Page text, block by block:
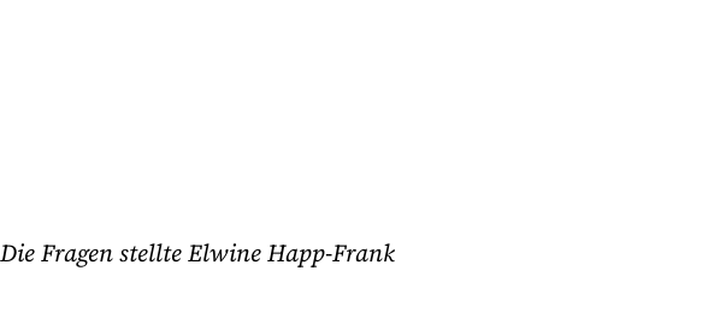
Die Fragen stellte Elwine Happ-Frank